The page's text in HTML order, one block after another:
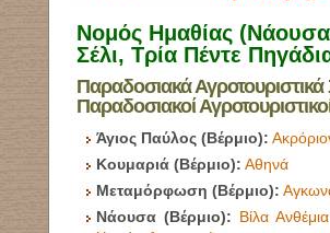
Νομός Ημαθίας
Σέλι, Τρία Πέντε
Παραδοσιακά
Παραδοσιακοί
Άγιος Παύλος (Βέρμιο):
Κουμαριά (Βέρμιο): Αθηνά
Μεταμόρφωση (Βέρμιο):
Νάουσα (Βέρμιο): Βίλα Ανθέμια